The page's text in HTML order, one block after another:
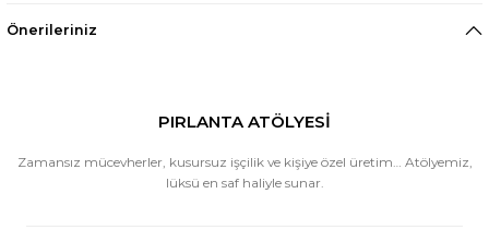
Önerileriniz
PIRLANTA ATÖLYESİ
Zamansız mücevherler, kusursuz işçilik ve kişiye özel üretim… Atölyemiz,
lüksü en saf haliyle sunar.